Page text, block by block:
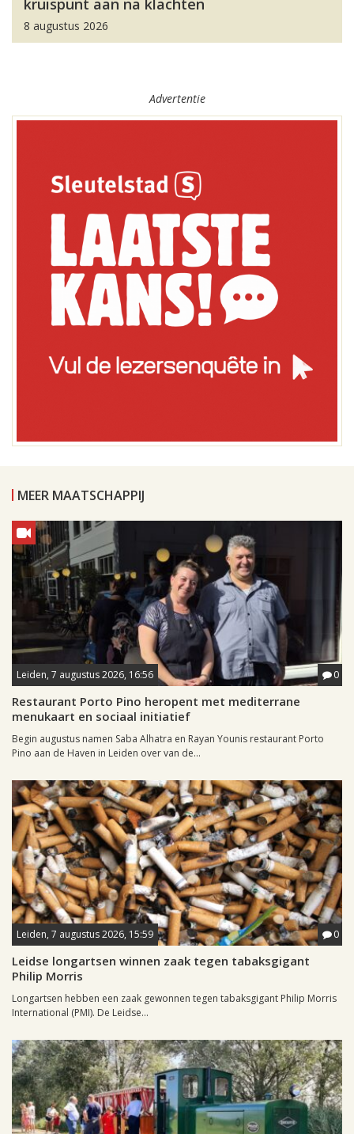
kruispunt aan na klachten
8 augustus 2026
Advertentie
MEER MAATSCHAPPIJ
Leiden, 7 augustus 2026, 16:56 0
Restaurant Porto Pino heropent met mediterrane
menukaart en sociaal initiatief
Begin augustus namen Saba Alhatra en Rayan Younis restaurant Porto
Pino aan de Haven in Leiden over van de...
Leiden, 7 augustus 2026, 15:59 0
Leidse longartsen winnen zaak tegen tabaksgigant
Philip Morris
Longartsen hebben een zaak gewonnen tegen tabaksgigant Philip Morris
International (PMI). De Leidse...